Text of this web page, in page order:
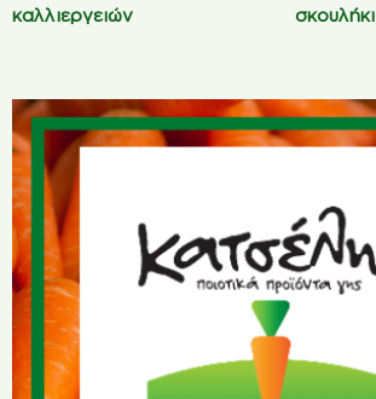
καλλιεργειών
σκουλήκι